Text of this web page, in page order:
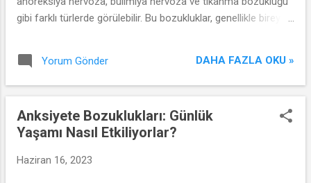
gibi farklı türlerde görülebilir. Bu bozukluklar, genellikle bireyin
bozukluklarıyla mücadele edip sağlıklı bir ilişkiyle yemeğe
dönmek mümkündür.
Yorum Gönder DAHA FAZLA OKU »
Anksiyete Bozuklukları: Günlük
Yaşamı Nasıl Etkiliyorlar?
Haziran 16, 2023